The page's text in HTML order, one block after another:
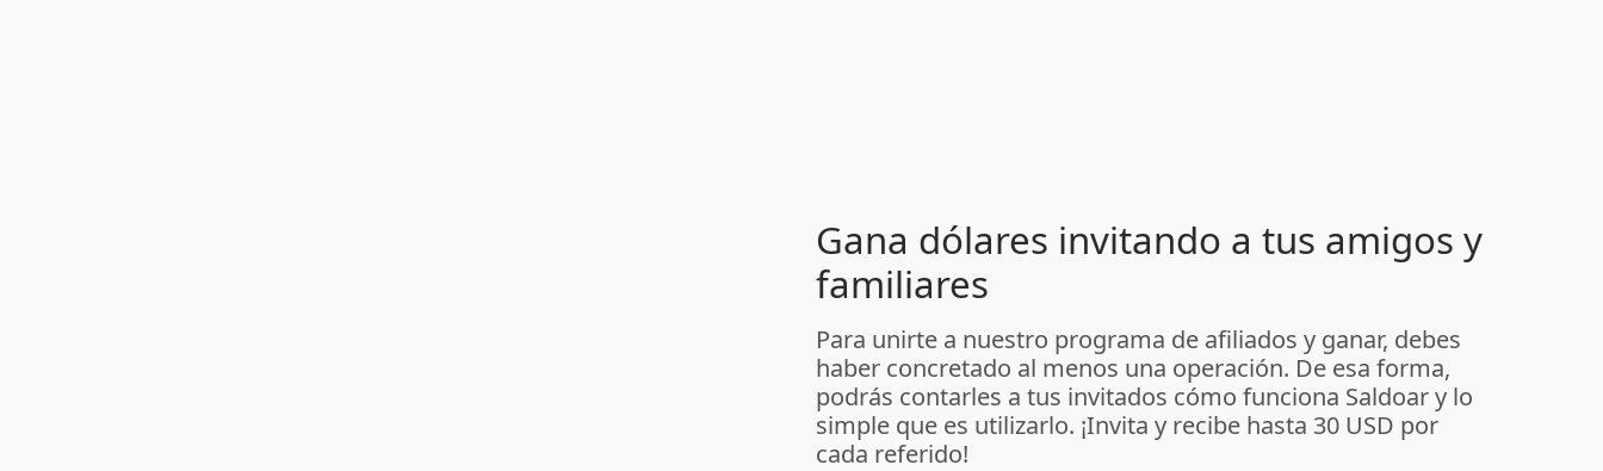
Gana dólares invitando a tus amigos y
familiares
Para unirte a nuestro programa de afiliados y ganar, debes
haber concretado al menos una operación. De esa forma,
podrás contarles a tus invitados cómo funciona Saldoar y lo
simple que es utilizarlo. ¡Invita y recibe hasta 30 USD por
cada referido!